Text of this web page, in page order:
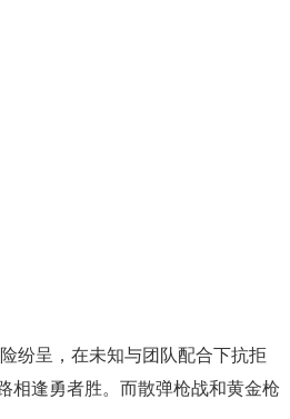
纷呈，在未知与团队配合下抗拒
相逢勇者胜。而散弹枪战和黄金枪